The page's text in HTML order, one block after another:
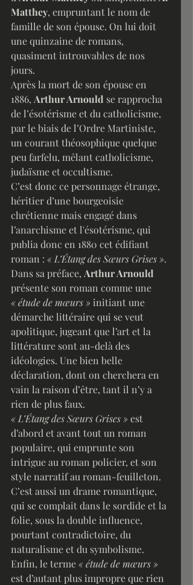
Matthey, empruntant le nom de
famille de son épouse. On lui doit
une quinzaine de romans,
quasiment introuvables de nos
jours.
Après la mort de son épouse en
1886, Arthur Arnould se rapprocha
de l’ésotérisme et du catholicisme,
par le biais de l’Ordre Martiniste,
un courant théosophique quelque
peu farfelu, mêlant catholicisme,
judaïsme et occultisme.
C’est donc ce personnage étrange,
héritier d’une bourgeoisie
chrétienne mais engagé dans
l’anarchisme et l'ésotérisme, qui
publia donc en 1880 cet édifiant
roman : « L’Étang des Sœurs Grises ».
Dans sa préface, Arthur Arnould
présente son roman comme une
« étude de mœurs » initiant une
démarche littéraire qui se veut
apolitique, jugeant que l’art et la
littérature sont au-delà des
idéologies. Une bien belle
déclaration, dont on cherchera en
vain la raison d’être, tant il n’y a
rien de plus faux.
« L’Étang des Sœurs Grises » est
d’abord et avant tout un roman
populaire, qui emprunte son
intrigue au roman policier, et son
style narratif au roman-feuilleton.
C’est aussi un drame romantique,
qui se complait dans le sordide et la
folie, sous la double influence,
pourtant contradictoire, du
naturalisme et du symbolisme.
Enfin, le terme « étude de mœurs »
est d’autant plus impropre que rien